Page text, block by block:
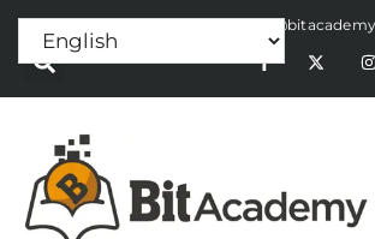
Press Release: